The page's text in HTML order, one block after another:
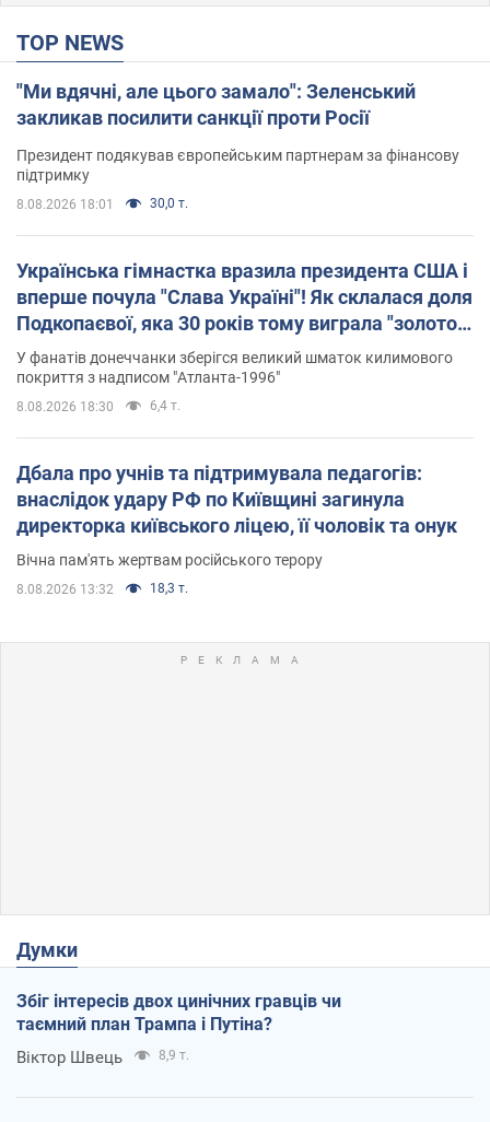
TOP NEWS
"Ми вдячні, але цього замало": Зеленський
закликав посилити санкції проти Росії
Президент подякував європейським партнерам за фінансову
підтримку
8.08.2026 18:01 30,0 т.
Українська гімнастка вразила президента США і
вперше почула "Слава Україні"! Як склалася доля
Подкопаєвої, яка 30 років тому виграла "золото"
Олімпіади
У фанатів донеччанки зберігся великий шматок килимового
покриття з надписом "Атланта-1996"
8.08.2026 18:30 6,4 т.
Дбала про учнів та підтримувала педагогів:
внаслідок удару РФ по Київщині загинула
директорка київського ліцею, її чоловік та онук
Вічна пам'ять жертвам російського терору
8.08.2026 13:32 18,3 т.
Думки
Збіг інтересів двох цинічних гравців чи
таємний план Трампа і Путіна?
Віктор Швець 8,9 т.